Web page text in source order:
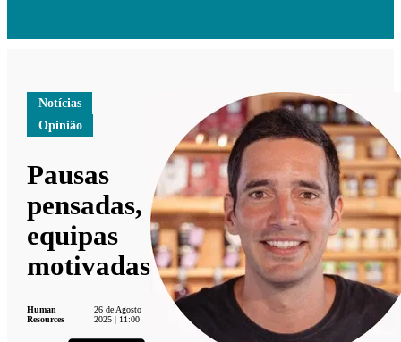
Notícias
Opinião
Pausas
pensadas,
equipas
motivadas
Human
Resources
26 de Agosto
2025 | 11:00